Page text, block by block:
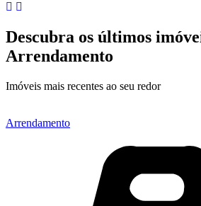
Descubra os últimos
Arrendamento
Imóveis mais recentes ao seu redor
Arrendamento